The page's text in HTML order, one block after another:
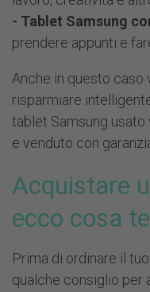
- Tablet Samsung
prendere appunti e
Anche in questo caso
risparmiare
tablet Samsung usato
e venduto con
Acquistare
ecco cosa
Prima di ordinare il
qualche consiglio per